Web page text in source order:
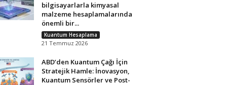
bilgisayarlarla kimyasal
malzeme hesaplamalarında
önemli bir...
Kuantum Hesaplama
21 Temmuz 2026
ABD’den Kuantum Çağı İçin
Stratejik Hamle: İnovasyon,
Kuantum Sensörler ve Post-